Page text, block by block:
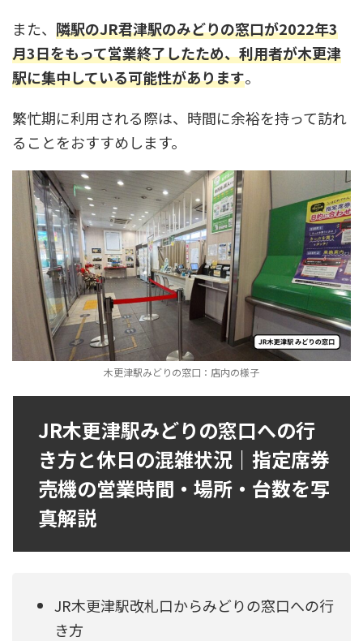
また、 隣駅のJR君津駅のみどりの窓口が2022年3
月3日をもって営業終了したため、利用者が木更津
駅に集中している可能性があります。
繁忙期に利用される際は、時間に余裕を持って訪れ
ることをおすすめします。
木更津駅みどりの窓口：店内の様子
JR木更津駅みどりの窓口への行
き方と休日の混雑状況｜指定席券
売機の営業時間・場所・台数を写
真解説
JR木更津駅改札口からみどりの窓口への行
き方